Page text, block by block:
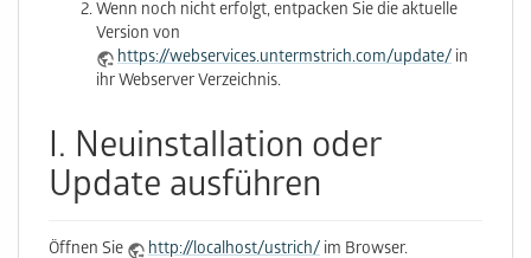
Wenn noch nicht erfolgt, entpacken Sie die aktuelle
Version von
https://webservices.untermstrich.com/update/ in
ihr Webserver Verzeichnis.
I. Neuinstallation oder
Update ausführen
Öffnen Sie http://localhost/ustrich/ im Browser.